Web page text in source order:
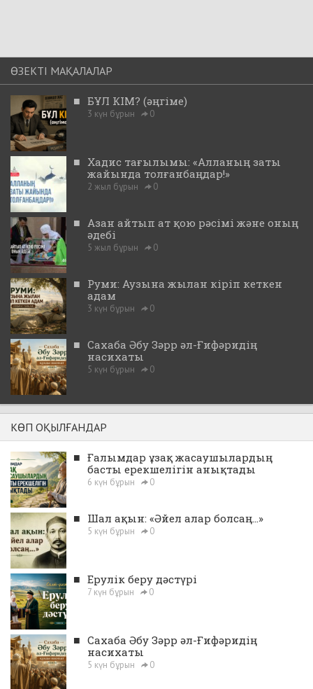
ӨЗЕКТІ МАҚАЛАЛАР
■ БҰЛ КІМ? (әңгіме)
3 күн бұрын 0
■ Хадис тағылымы: «Алланың заты
жайында толғанбаңдар!»
2 жыл бұрын 0
■ Азан айтып ат қою рәсімі және оның
әдебі
5 жыл бұрын 0
■ Руми: Аузына жылан кіріп кеткен
адам
3 күн бұрын 0
■ Сахаба Әбу Зәрр әл-Ғифәридің
насихаты
5 күн бұрын 0
КӨП ОҚЫЛҒАНДАР
■ Ғалымдар ұзақ жасаушылардың
басты ерекшелігін анықтады
6 күн бұрын 0
■ Шал ақын: «Әйел алар болсаң...»
5 күн бұрын 0
■ Ерулік беру дәстүрі
7 күн бұрын 0
■ Сахаба Әбу Зәрр әл-Ғифәридің
насихаты
5 күн бұрын 0